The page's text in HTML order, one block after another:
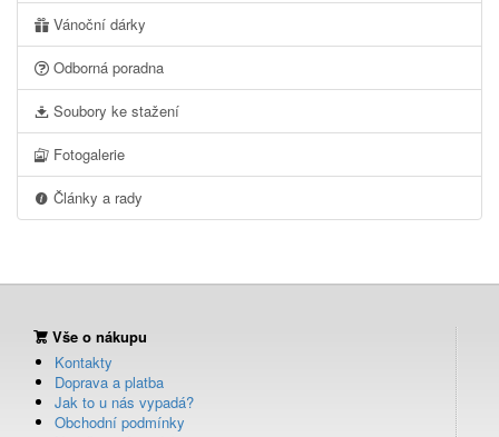
Vánoční dárky
Odborná poradna
Soubory ke stažení
Fotogalerie
Články a rady
Vše o nákupu
Kontakty
Doprava a platba
Jak to u nás vypadá?
Obchodní podmínky